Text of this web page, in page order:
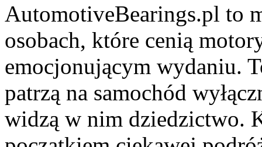
AutomotiveBearings.pl to
osobach, które cenią
emocjonującym wydaniu.
patrzą na samochód
widzą w nim dziedzictwo.